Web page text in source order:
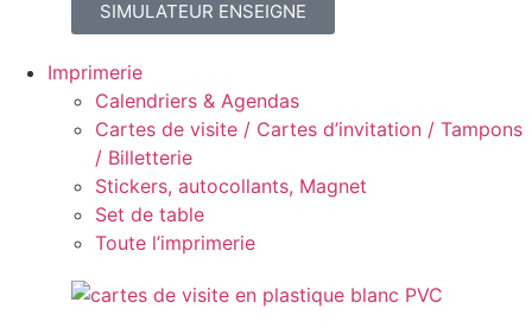
SIMULATEUR ENSEIGNE
Imprimerie
Calendriers & Agendas
Cartes de visite / Cartes d’invitation / Tampons
/ Billetterie
Stickers, autocollants, Magnet
Set de table
Toute l’imprimerie